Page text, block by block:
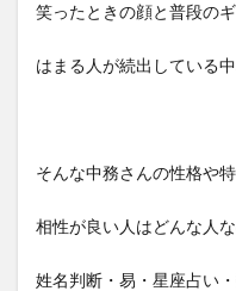
笑ったときの顔と普段の
はまる人が続出している中
そんな中務さんの性格や
相性が良い人はどんな人
姓名判断・易・星座占い